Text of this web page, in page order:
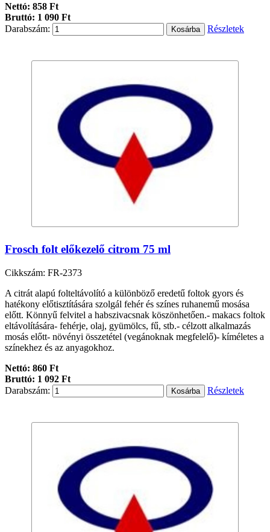
Nettó: 858 Ft
Bruttó: 1 090 Ft
Darabszám:
Részletek
Frosch folt előkezelő citrom 75 ml
Cikkszám: FR-2373
A citrát alapú folteltávolító a különböző eredetű foltok gyors és
hatékony előtisztítására szolgál fehér és színes ruhanemű mosása
előtt. Könnyű felvitel a habszivacsnak köszönhetően.- makacs foltok
eltávolítására- fehérje, olaj, gyümölcs, fű, stb.- célzott alkalmazás
mosás előtt- növényi összetétel (vegánoknak megfelelő)- kíméletes a
színekhez és az anyagokhoz.
Nettó: 860 Ft
Bruttó: 1 092 Ft
Darabszám:
Részletek